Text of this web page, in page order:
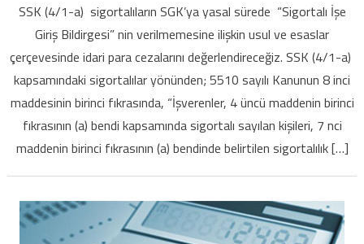
başlaması
ile
ilgili
SGK
cezaları
SSK (4/1-a) sigortalıların SGK’ya yasal sürede “Sigortalı İşe
Giriş Bildirgesi” nin verilmemesine ilişkin usul ve esaslar
çerçevesinde idari para cezalarını değerlendireceğiz. SSK (4/1-a)
kapsamındaki sigortalılar yönünden; 5510 sayılı Kanunun 8 inci
maddesinin birinci fıkrasında, “İşverenler, 4 üncü maddenin birinci
fıkrasının (a) bendi kapsamında sigortalı sayılan kişileri, 7 nci
maddenin birinci fıkrasının (a) bendinde belirtilen sigortalılık […]